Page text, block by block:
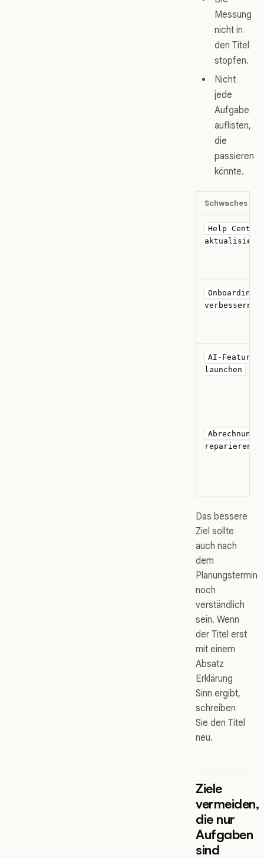
Messung
nicht in
den Titel
stopfen.
Nicht
jede
Aufgabe
auflisten,
die
passieren
könnte.
Schwaches Ziel
Help Center
Onboarding
verbessern
AI-Features
launchen
Abrechnung
reparieren
Das bessere
Ziel sollte
auch nach
dem
Planungstermin
noch
verständlich
sein. Wenn
der Titel erst
mit einem
Absatz
Erklärung
Sinn ergibt,
schreiben
Sie den Titel
neu.
Ziele
vermeiden,
die nur
Aufgaben
sind